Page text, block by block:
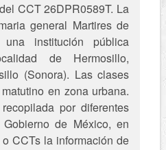
CCT 26DPR0589T. La
general Martires de
institución pública
de Hermosillo,
(Sonora). Las clases
en zona urbana.
por diferentes
de México, en
CCTs la información de